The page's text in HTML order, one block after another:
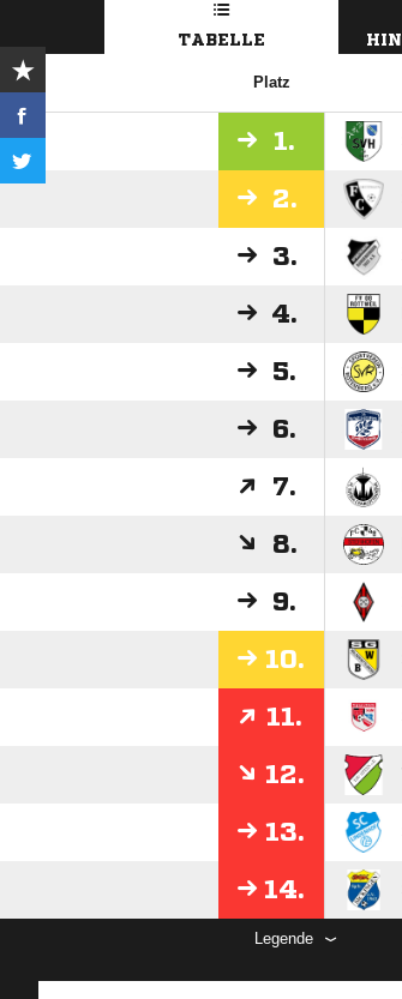
TABELLE
Platz
1.
2.
3.
4.
5.
6.
7.
8.
9.
10.
11.
12.
13.
14.
Legende